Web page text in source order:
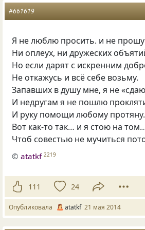
#661619
Я не люблю просить. и не прошу
Ни оплеух, ни дружеских
Но если дарят с искренним
Не откажусь и всё себе возьму.
Запавших в душу мне, я не
И недругам я не пошлю
И руку помощи любому протяну.
Вот как-то так… и я стою на
Чтоб совестью не мучиться
©atatkf 2219
111 24
Опубликовала atatkf 21 мая 2014